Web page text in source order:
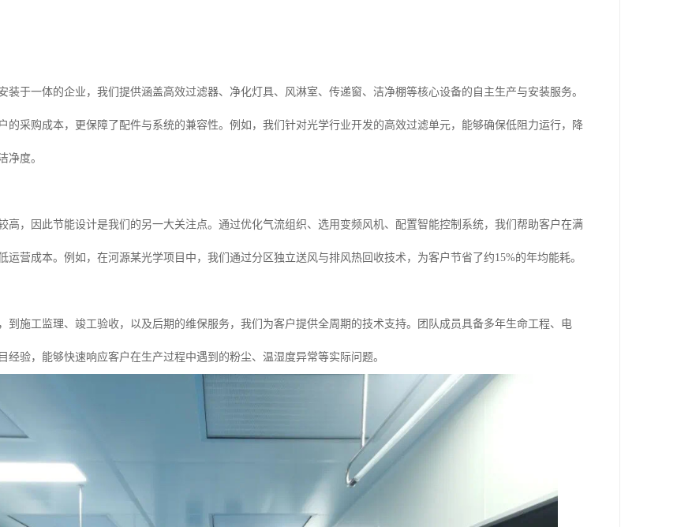
装于一体的企业，我们提供涵盖高效过滤器、净化灯具、风淋室、传递窗、洁净棚等核心设备的自主生产与安装服务。
的采购成本，更保障了配件与系统的兼容性。例如，我们针对光学行业开发的高效过滤单元，能够确保低阻力运行，降
净度。
高，因此节能设计是我们的另一大关注点。通过优化气流组织、选用变频风机、配置智能控制系统，我们帮助客户在满
运营成本。例如，在河源某光学项目中，我们通过分区独立送风与排风热回收技术，为客户节省了约15%的年均能耗。
到施工监理、竣工验收，以及后期的维保服务，我们为客户提供全周期的技术支持。团队成员具备多年生命工程、电
经验，能够快速响应客户在生产过程中遇到的粉尘、温湿度异常等实际问题。